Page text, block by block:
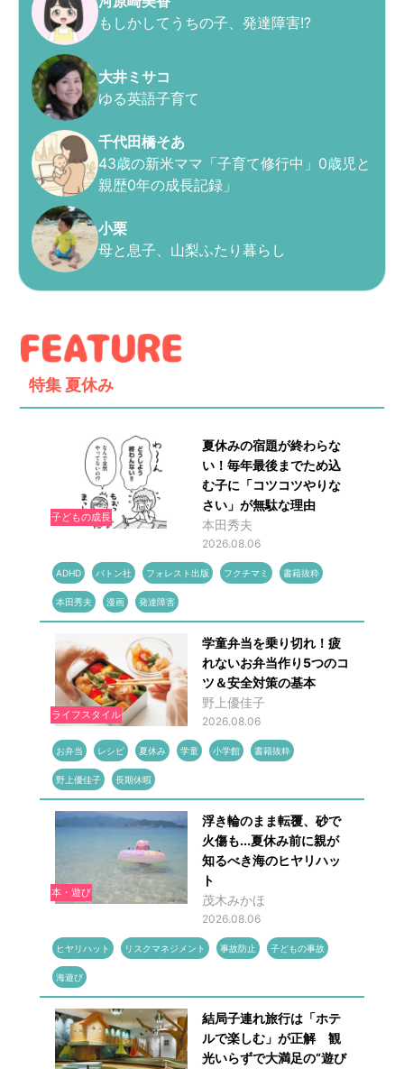
もしかしてうちの子、発達障害!?
大井ミサコ
ゆる英語子育て
千代田橋そあ
43歳の新米ママ「子育て修行中」0歳児と
親歴0年の成長記録」
小栗
母と息子、山梨ふたり暮らし
特集 夏休み
子どもの成長
夏休みの宿題が終わらな
い！毎年最後までため込
む子に「コツコツやりな
さい」が無駄な理由
本田秀夫
2026.08.06
ADHD バトン社 フォレスト出版 フクチマミ 書籍抜粋
本田秀夫 漫画 発達障害
ライフスタイル
学童弁当を乗り切れ！疲
れないお弁当作り5つのコ
ツ＆安全対策の基本
野上優佳子
2026.08.06
お弁当 レシピ 夏休み 学童 小学館 書籍抜粋
野上優佳子 長期休暇
本・遊び
浮き輪のまま転覆、砂で
火傷も...夏休み前に親が
知るべき海のヒヤリハッ
ト
茂木みかほ
2026.08.06
ヒヤリハット リスクマネジメント 事故防止 子どもの事故
海遊び
結局子連れ旅行は「ホテ
ルで楽しむ」が正解 観
光いらずで大満足の“遊び